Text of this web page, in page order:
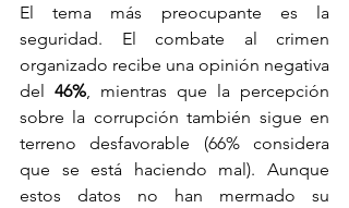
El tema más preocupante es la
seguridad. El combate al crimen
organizado recibe una opinión negativa
del 46% , mientras que la percepción
sobre la corrupción también sigue en
terreno desfavorable (66% considera
que se está haciendo mal). Aunque
estos datos no han mermado su